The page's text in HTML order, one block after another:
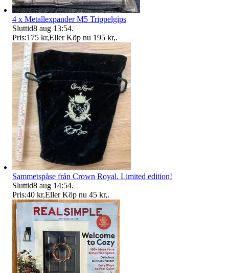
4 x Metallexpander M5 Trippelgips
Sluttid8 aug 13:54.
Pris:175 kr,Eller Köp nu 195 kr,.
Sammetspåse från Crown Royal. Limited edition!
Sluttid8 aug 14:54.
Pris:40 kr,Eller Köp nu 45 kr,.